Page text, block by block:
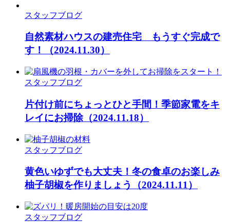
スタッフブログ
自然素材ハウスの建売住宅 もうすぐ完成で
す！
（2024.11.30）
スタッフブログ
片付け前にちょっとひと手間！季節家電をキ
レイにお掃除（2024.11.18）
スタッフブログ
黄色いゆずでも大丈夫！冬の食卓のお楽しみ
柚子胡椒を作りましょう
（2024.11.11）
スタッフブログ